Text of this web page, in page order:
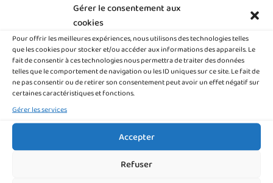
Gérer le consentement aux
cookies
Pour offrir les meilleures expériences, nous utilisons des technologies telles
que les cookies pour stocker et/ou accéder aux informations des appareils. Le
fait de consentir à ces technologies nous permettra de traiter des données
telles que le comportement de navigation ou les ID uniques sur ce site. Le fait de
ne pas consentir ou de retirer son consentement peut avoir un effet négatif sur
certaines caractéristiques et fonctions.
Gérer les services
Accepter
Refuser
PROCHAIN ARRÊT : MALTE !!
Ils sont 5, ils sont souriants, motivés et prêts pour le départ ! Ils sont
étudiants en BTS SIO et sont en route pour Malte où ils effectueront
un stage de 2 mois pour valider des compétences informatiques
nécessaires à l’obtention de leur diplôme, tout en étant en
immersion dans un contexte anglophone Une expérience…